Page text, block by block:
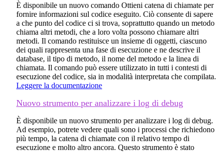
È disponibile un nuovo comando Ottieni catena di chiamate per
fornire informazioni sul codice eseguito. Ciò consente di sapere
a che punto del codice ci si trova, soprattutto quando un metodo
chiama altri metodi, che a loro volta possono chiamare altri
metodi. Il comando restituisce un insieme di oggetti, ciascuno
dei quali rappresenta una fase di esecuzione e ne descrive il
database, il tipo di metodo, il nome del metodo e la linea di
chiamata. Il comando può essere utilizzato in tutti i contesti di
esecuzione del codice, sia in modalità interpretata che compilata.
Leggere la documentazione
Nuovo strumento per analizzare i log di debug
È disponibile un nuovo strumento per analizzare i log di debug.
Ad esempio, potrete vedere quali sono i processi che richiedono
più tempo, la catena di chiamate con il relativo tempo di
esecuzione e molto altro ancora. Questo strumento è stato